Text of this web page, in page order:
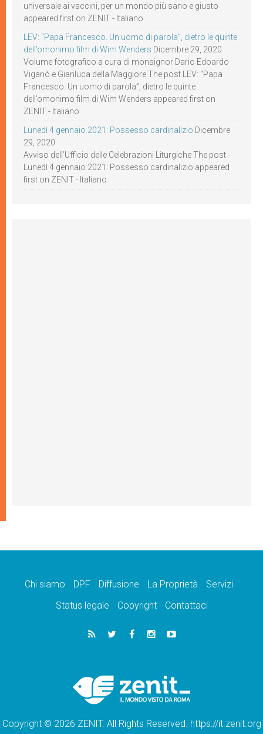
universale ai vaccini, per un mondo più sano e giusto
appeared first on ZENIT - Italiano.
LEV: “Papa Francesco. Un uomo di parola”, dietro le quinte
dell’omonimo film di Wim Wenders Dicembre 29, 2020
Volume fotografico a cura di monsignor Dario Edoardo
Viganò e Gianluca della Maggiore The post LEV: “Papa
Francesco. Un uomo di parola”, dietro le quinte
dell’omonimo film di Wim Wenders appeared first on
ZENIT - Italiano.
Lunedì 4 gennaio 2021: Possesso cardinalizio Dicembre
29, 2020
Avviso dell’Ufficio delle Celebrazioni Liturgiche The post
Lunedì 4 gennaio 2021: Possesso cardinalizio appeared
first on ZENIT - Italiano.
Chi siamo DPF Diffusione La Proprietà
Servizi
Status legale
Copyright Contattaci
Copyright © 2026 ZENIT. All Rights Reserved. https://it.zenit.org